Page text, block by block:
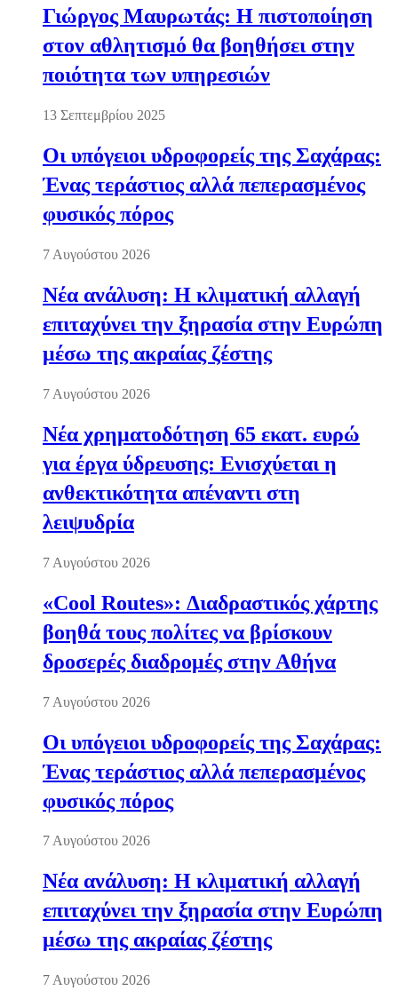
Γιώργος Μαυρωτάς: Η πιστοποίηση
στον αθλητισμό θα βοηθήσει στην
ποιότητα των υπηρεσιών
13 Σεπτεμβρίου 2025
Οι υπόγειοι υδροφορείς της Σαχάρας:
Ένας τεράστιος αλλά πεπερασμένος
φυσικός πόρος
7 Αυγούστου 2026
Νέα ανάλυση: Η κλιματική αλλαγή
επιταχύνει την ξηρασία στην Ευρώπη
μέσω της ακραίας ζέστης
7 Αυγούστου 2026
Νέα χρηματοδότηση 65 εκατ. ευρώ
για έργα ύδρευσης: Ενισχύεται η
ανθεκτικότητα απέναντι στη
λειψυδρία
7 Αυγούστου 2026
«Cool Routes»: Διαδραστικός χάρτης
βοηθά τους πολίτες να βρίσκουν
δροσερές διαδρομές στην Αθήνα
7 Αυγούστου 2026
Οι υπόγειοι υδροφορείς της Σαχάρας:
Ένας τεράστιος αλλά πεπερασμένος
φυσικός πόρος
7 Αυγούστου 2026
Νέα ανάλυση: Η κλιματική αλλαγή
επιταχύνει την ξηρασία στην Ευρώπη
μέσω της ακραίας ζέστης
7 Αυγούστου 2026